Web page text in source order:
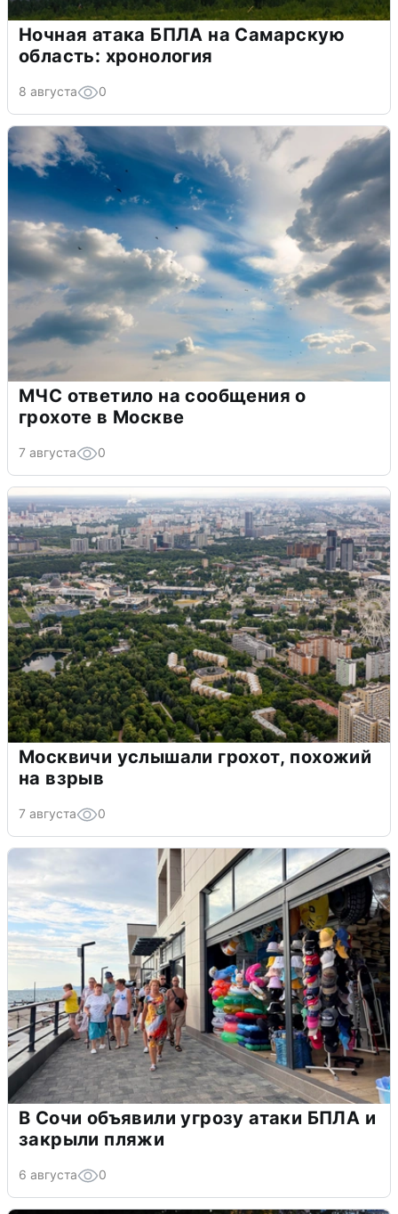
Ночная атака БПЛА на Самарскую
область: хронология
8 августа 0
МЧС ответило на сообщения о
грохоте в Москве
7 августа 0
Москвичи услышали грохот, похожий
на взрыв
7 августа 0
В Сочи объявили угрозу атаки БПЛА и
закрыли пляжи
6 августа 0